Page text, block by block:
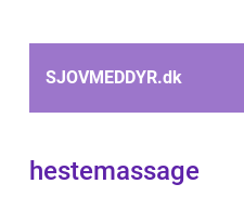
SJOVMEDDYR.dk
hestemassage